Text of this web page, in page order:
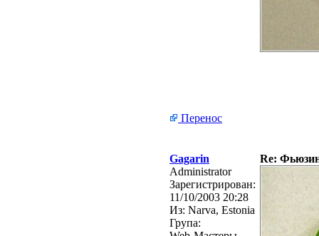
Перенос
Gagarin
Re:
Administrator
Зарегистрирован:
11/10/2003 20:28
Из: Narva, Estonia
Група: